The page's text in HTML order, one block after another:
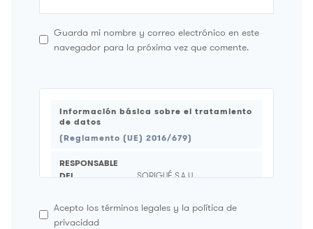
Guarda mi nombre y correo electrónico en este
navegador para la próxima vez que comente.
Información básica sobre el tratamiento
de datos
(Reglamento (UE) 2016/679)
RESPONSABLE
DEL
SORIGUÉ S.A.U.
FINALIDAD REGISTRO DE USUARIOS.
Acepto los términos legales y la política de
privacidad